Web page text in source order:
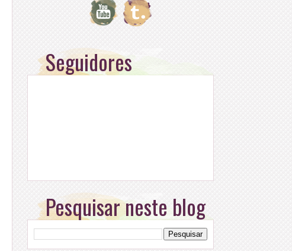
Seguidores
Pesquisar neste blog